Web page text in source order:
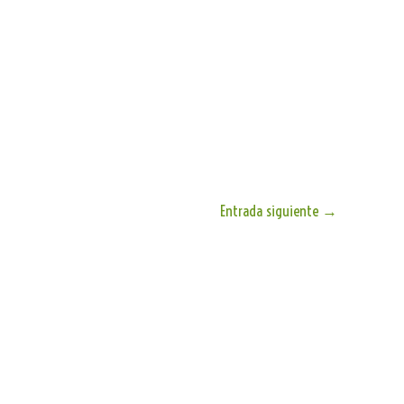
Entrada siguiente →